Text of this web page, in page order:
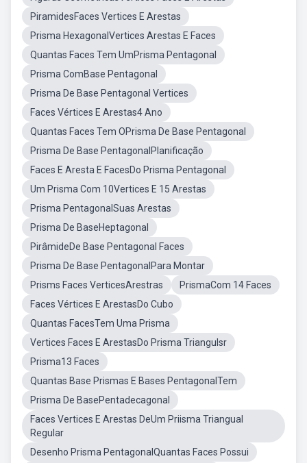
PiramidesFaces Vertices E Arestas
Prisma HexagonalVertices Arestas E Faces
Quantas Faces Tem UmPrisma Pentagonal
Prisma ComBase Pentagonal
Prisma De Base Pentagonal Vertices
Faces Vértices E Arestas4 Ano
Quantas Faces Tem OPrisma De Base Pentagonal
Prisma De Base PentagonalPlanificação
Faces E Aresta E FacesDo Prisma Pentagonal
Um Prisma Com 10Vertices E 15 Arestas
Prisma PentagonalSuas Arestas
Prisma De BaseHeptagonal
PirâmideDe Base Pentagonal Faces
Prisma De Base PentagonalPara Montar
Prisms Faces VerticesArestras
PrismaCom 14 Faces
Faces Vértices E ArestasDo Cubo
Quantas FacesTem Uma Prisma
Vertices Faces E ArestasDo Prisma Triangulsr
Prisma13 Faces
Quantas Base Prismas E Bases PentagonalTem
Prisma De BasePentadecagonal
Faces Vertices E Arestas DeUm Priisma Triangual
Regular
Desenho Prisma PentagonalQuantas Faces Possui